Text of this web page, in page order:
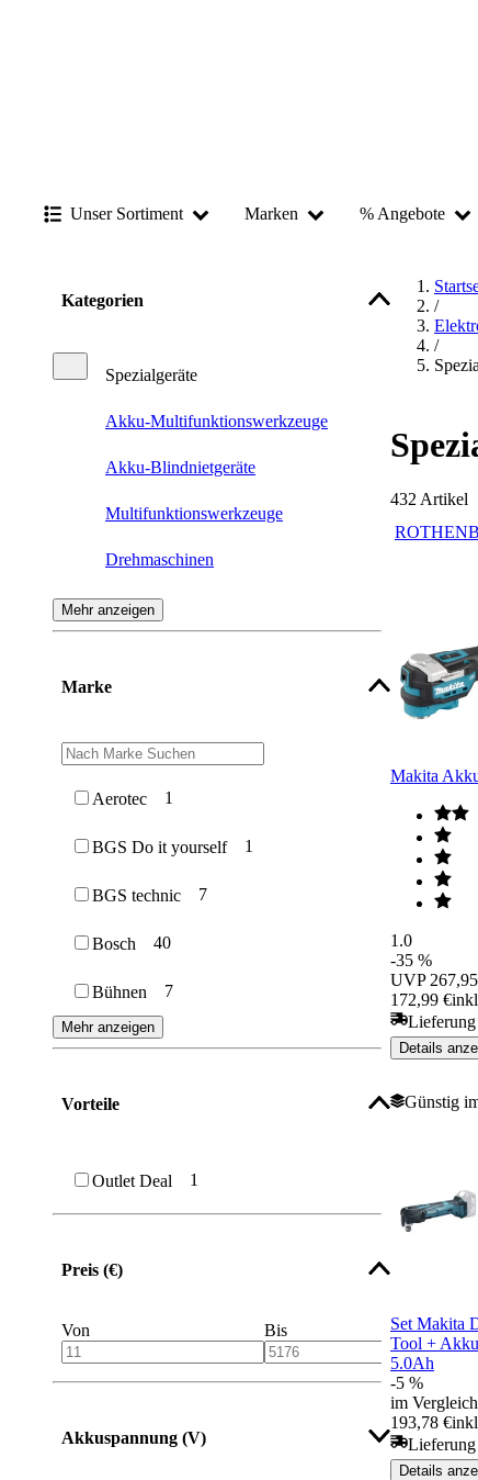
Unser Sortiment Marken % Angebote
Kategorien
Spezialgeräte
Akku-Multifunktionswerkzeuge
Akku-Blindnietgeräte
Multifunktionswerkzeuge
Drehmaschinen
Pressmaschinen
Klebepistolen
Kantenanleimer
Akku-Heißluftföne
Mehr anzeigen
Marke
Aerotec 1
BGS Do it yourself 1
BGS technic 7
Bosch 40
Bühnen 7
Mehr anzeigen
Vorteile
Outlet Deal 1
Preis (€)
Von Bis
Akkuspannung (V)
/
/
432 Artikel
Makita
1.0
-35 %
UVP
172,99 €
Lieferung
Details
Günstig
Set Makita
Tool +
5.0Ah
-5 %
im
193,78 €
Lieferung
Details